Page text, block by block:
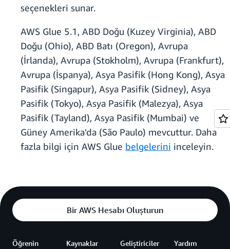
seçenekleri sunar.
AWS Glue 5.1, ABD Doğu (Kuzey Virginia), ABD
Doğu (Ohio), ABD Batı (Oregon), Avrupa
(İrlanda), Avrupa (Stokholm), Avrupa (Frankfurt),
Avrupa (İspanya), Asya Pasifik (Hong Kong), Asya
Pasifik (Singapur), Asya Pasifik (Sidney), Asya
Pasifik (Tokyo), Asya Pasifik (Malezya), Asya
Pasifik (Tayland), Asya Pasifik (Mumbai) ve
Güney Amerika'da (São Paulo) mevcuttur. Daha
fazla bilgi için AWS Glue belgelerini inceleyin.
Bir AWS Hesabı Oluşturun
Öğrenin Kaynaklar Geliştiriciler Yardım